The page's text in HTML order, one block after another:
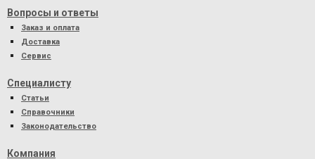
Вопросы и ответы
Заказ и оплата
Доставка
Сервис
Специалисту
Статьи
Справочники
Законодательство
Компания